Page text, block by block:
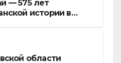
— 575 лет
истории в
области